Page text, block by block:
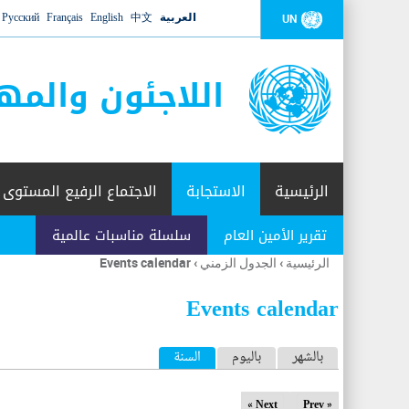
UN العربية 中文
English
Français
Русский
اللاجئون
الرئيسية الاستجابة
تقرير الأمين العام سلسلة مناسبات عالمية
الاجتماع الرفيع المستوى
أنت
هنا
الرئيسية › الجدول الزمني ›
Events calendar
Events calendar
ا
ل
بالشهر باليوم السنة (علامة التبويب النشطة)